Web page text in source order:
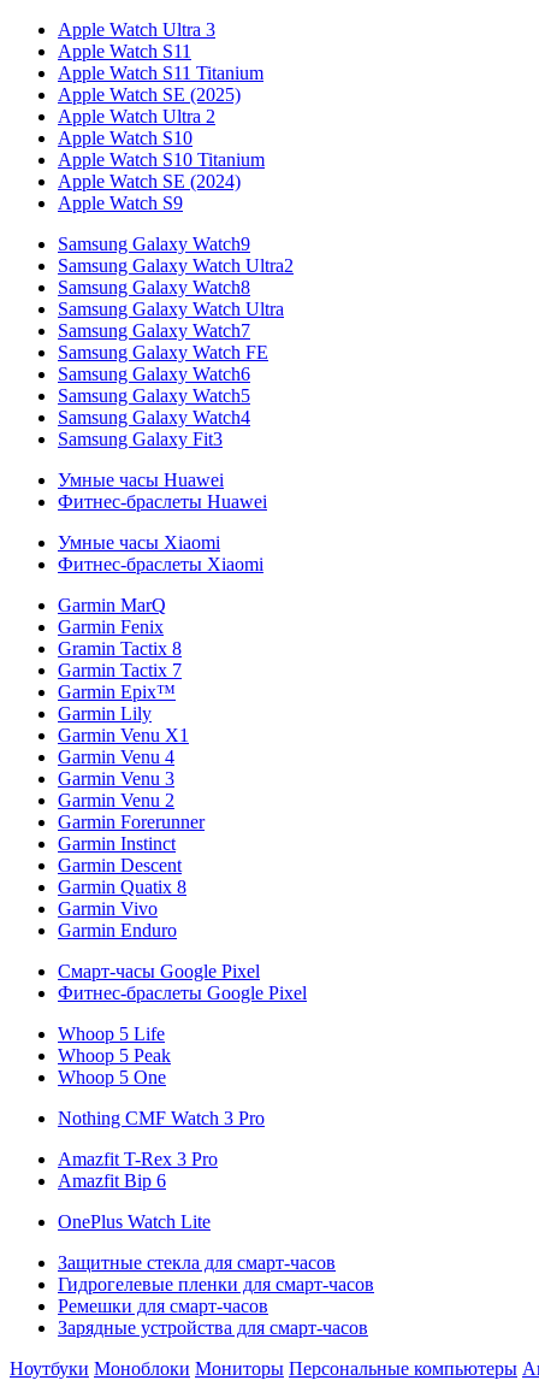
Apple Watch Ultra 3
Apple Watch S11
Apple Watch S11 Titanium
Apple Watch SE (2025)
Apple Watch Ultra 2
Apple Watch S10
Apple Watch S10 Titanium
Apple Watch SE (2024)
Apple Watch S9
Samsung Galaxy Watch9
Samsung Galaxy Watch Ultra2
Samsung Galaxy Watch8
Samsung Galaxy Watch Ultra
Samsung Galaxy Watch7
Samsung Galaxy Watch FE
Samsung Galaxy Watch6
Samsung Galaxy Watch5
Samsung Galaxy Watch4
Samsung Galaxy Fit3
Умные часы Huawei
Фитнес-браслеты Huawei
Умные часы Xiaomi
Фитнес-браслеты Xiaomi
Garmin MarQ
Garmin Fenix
Gramin Tactix 8
Garmin Tactix 7
Garmin Epix™
Garmin Lily
Garmin Venu X1
Garmin Venu 4
Garmin Venu 3
Garmin Venu 2
Garmin Forerunner
Garmin Instinct
Garmin Descent
Garmin Quatix 8
Garmin Vivo
Garmin Enduro
Смарт-часы Google Pixel
Фитнес-браслеты Google Pixel
Whoop 5 Life
Whoop 5 Peak
Whoop 5 One
Nothing CMF Watch 3 Pro
Amazfit T-Rex 3 Pro
Amazfit Bip 6
OnePlus Watch Lite
Защитные стекла для смарт-часов
Гидрогелевые пленки для смарт-часов
Ремешки для смарт-часов
Зарядные устройства для смарт-часов
Ноутбуки Моноблоки Мониторы Персональные компьютеры